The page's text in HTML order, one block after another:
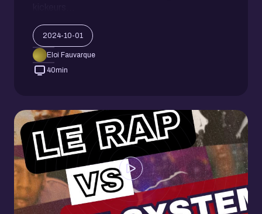
2024-10-01
Eloi Fauvarque
40min